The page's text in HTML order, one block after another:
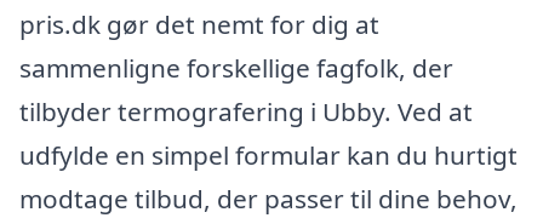
pris.dk gør det nemt for dig at
sammenligne forskellige fagfolk, der
tilbyder termografering i Ubby. Ved at
udfylde en simpel formular kan du hurtigt
modtage tilbud, der passer til dine behov,